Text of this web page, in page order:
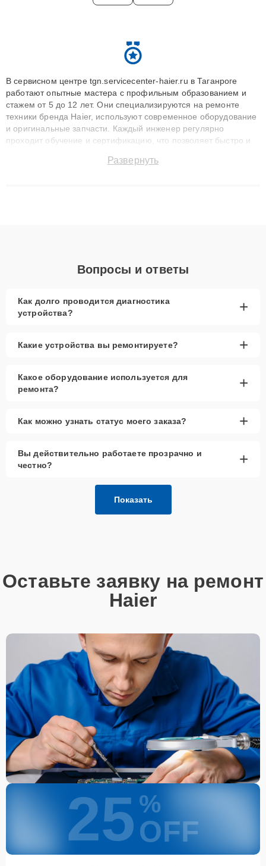
В сервисном центре tgn.servicecenter-haier.ru в Таганроге
работают опытные мастера с профильным образованием и
стажем от 5 до 12 лет. Они специализируются на ремонте
техники бренда Haier, используют современное оборудование
и оригинальные запчасти. Каждый инженер регулярно
проходит обучение и сертификацию, что позволяет быстро и
сохранением гарантии до 3 лет. Наши мастера решают
Развернуть
Вопросы и ответы
Как долго проводится диагностика
устройства?
+
Какие устройства вы ремонтируете? +
Какое оборудование используется для
ремонта?
+
Как можно узнать статус моего заказа? +
Вы действительно работаете прозрачно и
честно?
+
Показать
Оставьте заявку на ремонт
Haier
25 %
OFF